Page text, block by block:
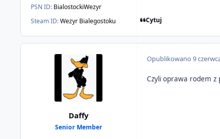
PSN ID: BialostockiWezyr
Steam ID:Wezyr Bialegostoku Cytuj
Daffy
Senior Member
Opublikowano9
Czyli oprawa rodem z